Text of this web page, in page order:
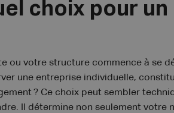
choix pour un
ou votre structure commence à se
une entreprise individuelle,
? Ce choix peut sembler
Il détermine non seulement votre